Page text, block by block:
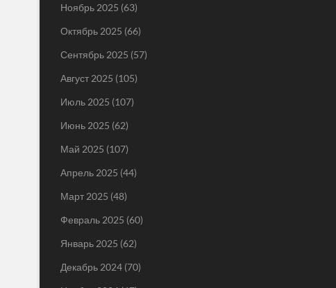
Ноябрь 2025 (63)
Октябрь 2025 (66)
Сентябрь 2025 (57)
Август 2025 (105)
Июль 2025 (107)
Июнь 2025 (62)
Май 2025 (107)
Апрель 2025 (44)
Март 2025 (48)
Февраль 2025 (60)
Январь 2025 (62)
Декабрь 2024 (70)